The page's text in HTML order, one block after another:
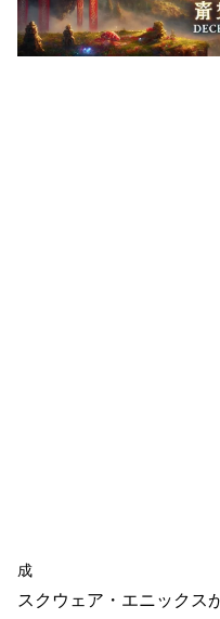
↑イメージ
成
スクウェア・エニックス